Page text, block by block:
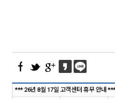
- 만고고객지
*** 26년 8월 17일 고객센터 휴무 안내